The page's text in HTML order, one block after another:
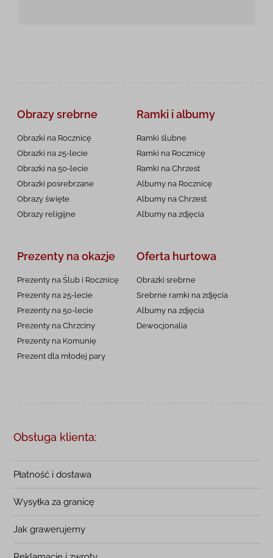
Obrazy srebrne
Obrazki na Rocznicę
Obrazki na 25-lecie
Obrazki na 50-lecie
Obrazki posrebrzane
Obrazy święte
Obrazy religijne
Ramki i albumy
Ramki ślubne
Ramki na Rocznicę
Ramki na Chrzest
Albumy na Rocznicę
Albumy na Chrzest
Albumy na zdjęcia
Prezenty na okazje
Prezenty na Ślub i Rocznicę
Prezenty na 25-lecie
Prezenty na 50-lecie
Prezenty na Chrzciny
Prezenty na Komunię
Prezent dla młodej pary
Oferta hurtowa
Obrazki srebrne
Srebrne ramki na zdjęcia
Albumy na zdjęcia
Dewocjonalia
Obsługa klienta:
Płatność i dostawa
Wysyłka za granicę
Jak grawerujemy